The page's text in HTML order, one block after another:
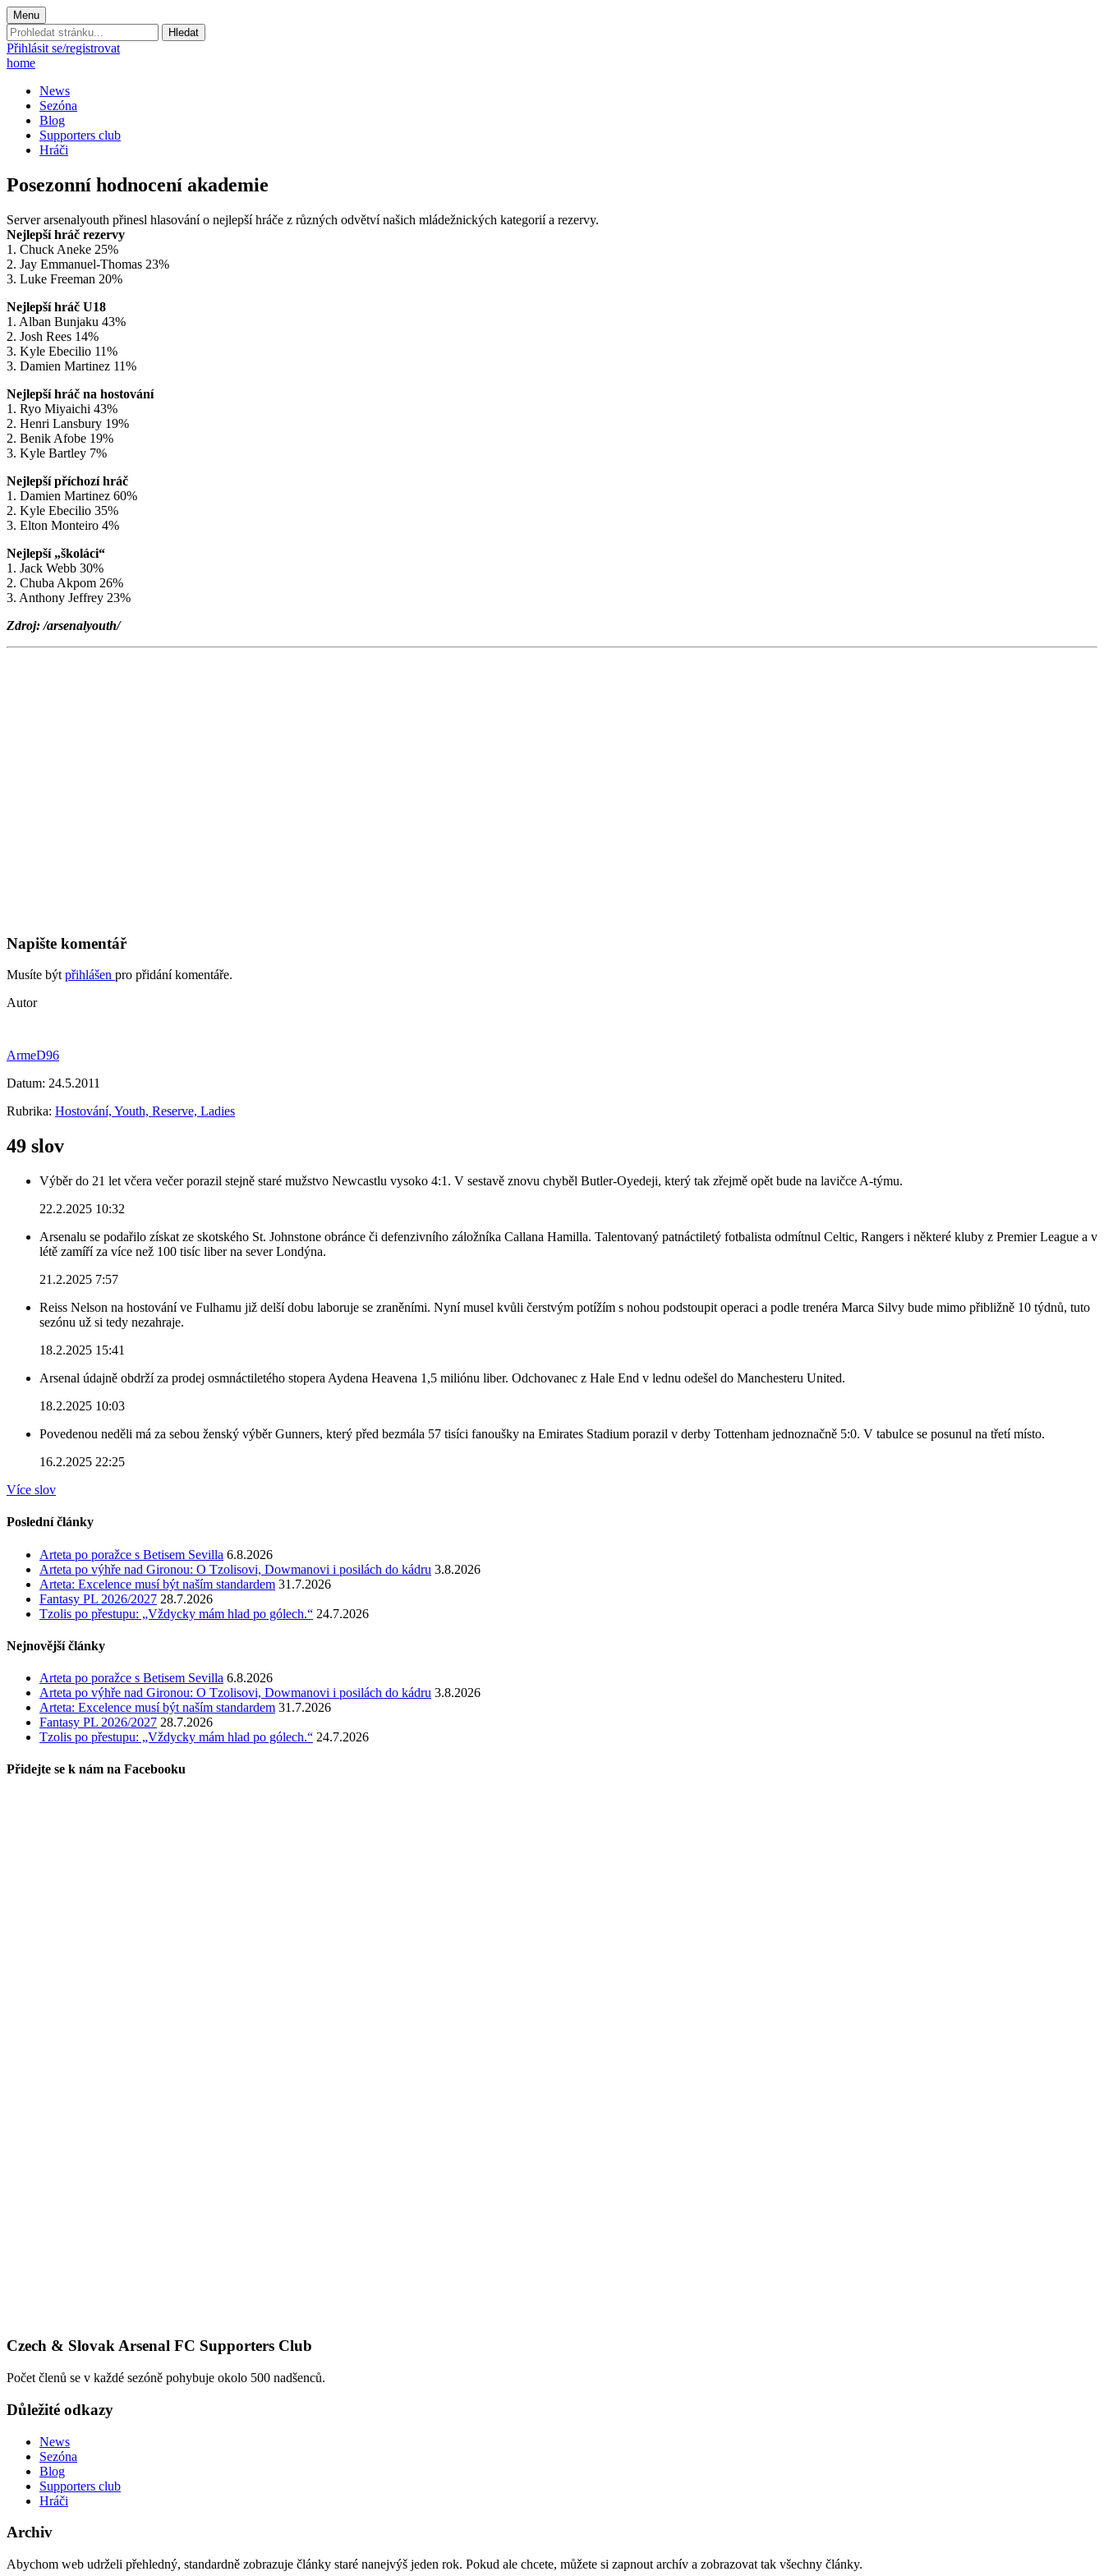
Menu
Prohledat
stránku:
Přihlásit se/registrovat
home
News
Sezóna
Blog
Supporters club
Hráči
Posezonní hodnocení akademie
Server arsenalyouth přinesl hlasování o nejlepší hráče z různých odvětví našich mládežnických kategorií a rezervy.
Nejlepší hráč rezervy
1. Chuck Aneke 25%
2. Jay Emmanuel-Thomas 23%
3. Luke Freeman 20%
Nejlepší hráč U18
1. Alban Bunjaku 43%
2. Josh Rees 14%
3. Kyle Ebecilio 11%
3. Damien Martinez 11%
Nejlepší hráč na hostování
1. Ryo Miyaichi 43%
2. Henri Lansbury 19%
2. Benik Afobe 19%
3. Kyle Bartley 7%
Nejlepší příchozí hráč
1. Damien Martinez 60%
2. Kyle Ebecilio 35%
3. Elton Monteiro 4%
Nejlepší „školáci“
1. Jack Webb 30%
2. Chuba Akpom 26%
3. Anthony Jeffrey 23%
Zdroj: /arsenalyouth/
Napište komentář
Musíte být přihlášen pro přidání komentáře.
Autor
ArmeD96
Datum: 24.5.2011
Rubrika: Hostování, Youth, Reserve, Ladies
49 slov
Výběr do 21 let včera večer porazil stejně staré mužstvo Newcastlu vysoko 4:1. V sestavě znovu chyběl Butler-Oyedeji, který tak zřejmě opět bude na lavičce A-týmu.
22.2.2025 10:32
Arsenalu se podařilo získat ze skotského St. Johnstone obránce či defenzivního záložníka Callana Hamilla. Talentovaný patnáctiletý fotbalista odmítnul Celtic, Rangers i některé kluby z Premier League a v
létě zamíří za více než 100 tisíc liber na sever Londýna.
21.2.2025 7:57
Reiss Nelson na hostování ve Fulhamu již delší dobu laboruje se zraněními. Nyní musel kvůli čerstvým potížím s nohou podstoupit operaci a podle trenéra Marca Silvy bude mimo přibližně 10 týdnů, tuto
sezónu už si tedy nezahraje.
18.2.2025 15:41
Arsenal údajně obdrží za prodej osmnáctiletého stopera Aydena Heavena 1,5 miliónu liber. Odchovanec z Hale End v lednu odešel do Manchesteru United.
18.2.2025 10:03
Povedenou neděli má za sebou ženský výběr Gunners, který před bezmála 57 tisíci fanoušky na Emirates Stadium porazil v derby Tottenham jednoznačně 5:0. V tabulce se posunul na třetí místo.
16.2.2025 22:25
Více slov
Poslední články
Arteta po poražce s Betisem Sevilla 6.8.2026
Arteta po výhře nad Gironou: O Tzolisovi, Dowmanovi i posilách do kádru 3.8.2026
Arteta: Excelence musí být naším standardem 31.7.2026
Fantasy PL 2026/2027 28.7.2026
Tzolis po přestupu: „Vždycky mám hlad po gólech.“ 24.7.2026
Nejnovější články
Arteta po poražce s Betisem Sevilla 6.8.2026
Arteta po výhře nad Gironou: O Tzolisovi, Dowmanovi i posilách do kádru 3.8.2026
Arteta: Excelence musí být naším standardem 31.7.2026
Fantasy PL 2026/2027 28.7.2026
Tzolis po přestupu: „Vždycky mám hlad po gólech.“ 24.7.2026
Přidejte se k nám na Facebooku
Czech & Slovak Arsenal FC Supporters Club
Počet členů se v každé sezóně pohybuje okolo 500 nadšenců.
Důležité odkazy
News
Sezóna
Blog
Supporters club
Hráči
Archiv
Abychom web udrželi přehledný, standardně zobrazuje články staré nanejvýš jeden rok. Pokud ale chcete, můžete si zapnout archív a zobrazovat tak všechny články.